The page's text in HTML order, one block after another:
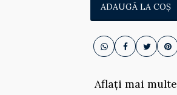
ADAUGĂ LA COŞ
Aflați mai multe